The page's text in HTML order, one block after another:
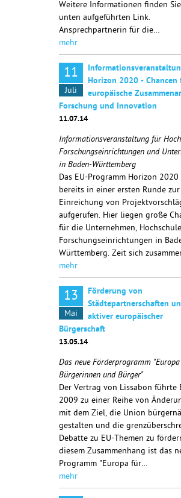
Weitere Informationen finden
unten aufgeführten Link.
Ansprechpartnerin für die…
mehr
11
Juli
Horizon 2020 - Chancen
europäische
Forschung und Innovation
11.07.14
Informationsveranstaltung für
Forschungseinrichtungen und
in Baden-Württemberg
Das EU-Programm Horizon
bereits in einer ersten Runde zur
Einreichung von
aufgerufen. Hier liegen große
für die Unternehmen,
Forschungseinrichtungen in
Württemberg. Zeit sich
mehr
13
Mai
Förderung von
Städtepartnerschaften
aktiver europäischer
Bürgerschaft
13.05.14
Das neue Förderprogramm
Bürgerinnen und Bürger"
Der Vertrag von Lissabon führte
2009 zu einer Reihe von
mit dem Ziel, die Union
gestalten und die
Debatte zu EU-Themen zu
diesem Zusammenhang ist das
Programm "Europa für…
mehr